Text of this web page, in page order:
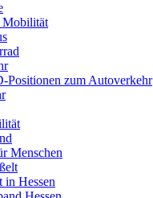
Mobilität
Positionen zum Autoverkehr
Menschen
Hessen